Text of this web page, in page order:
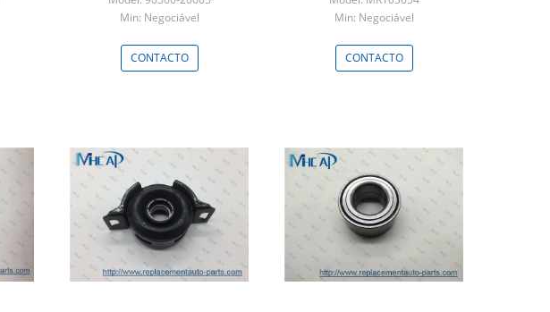
Min: Negociável
CONTACTO
Min: Negociável
CONTACTO